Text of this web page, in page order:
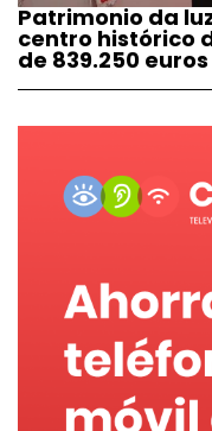
Patrimonio da
centro histórico
de 839.250 euros